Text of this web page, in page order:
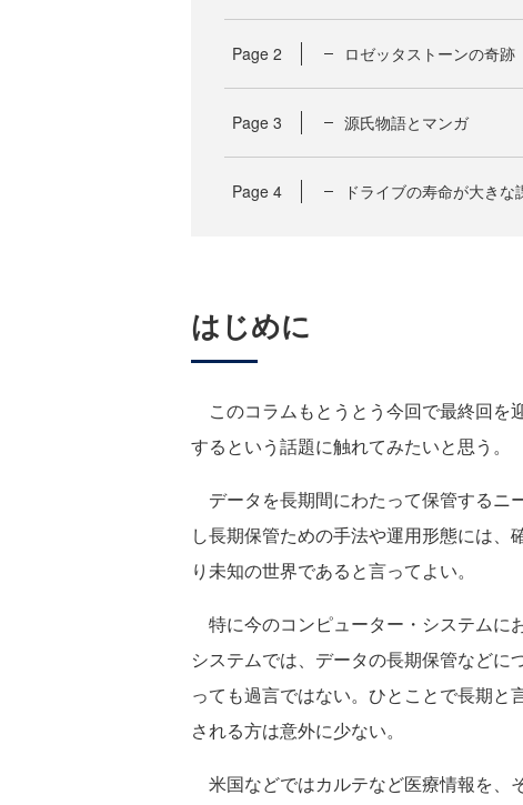
Page 2 ロゼッタストーンの奇跡
Page 3 源氏物語とマンガ
Page 4 ドライブの寿命が大きな
はじめに
このコラムもとうとう今回で最終回を
するという話題に触れてみたいと思う。
データを長期間にわたって保管するニ
し長期保管ための手法や運用形態には、
り未知の世界であると言ってよい。
特に今のコンピューター・システムに
システムでは、データの長期保管など
っても過言ではない。ひとことで長期
される方は意外に少ない。
米国などではカルテなど医療情報を、